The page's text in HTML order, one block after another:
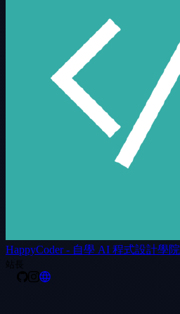
HappyCoder - 自學 AI 程式設計學院
站長